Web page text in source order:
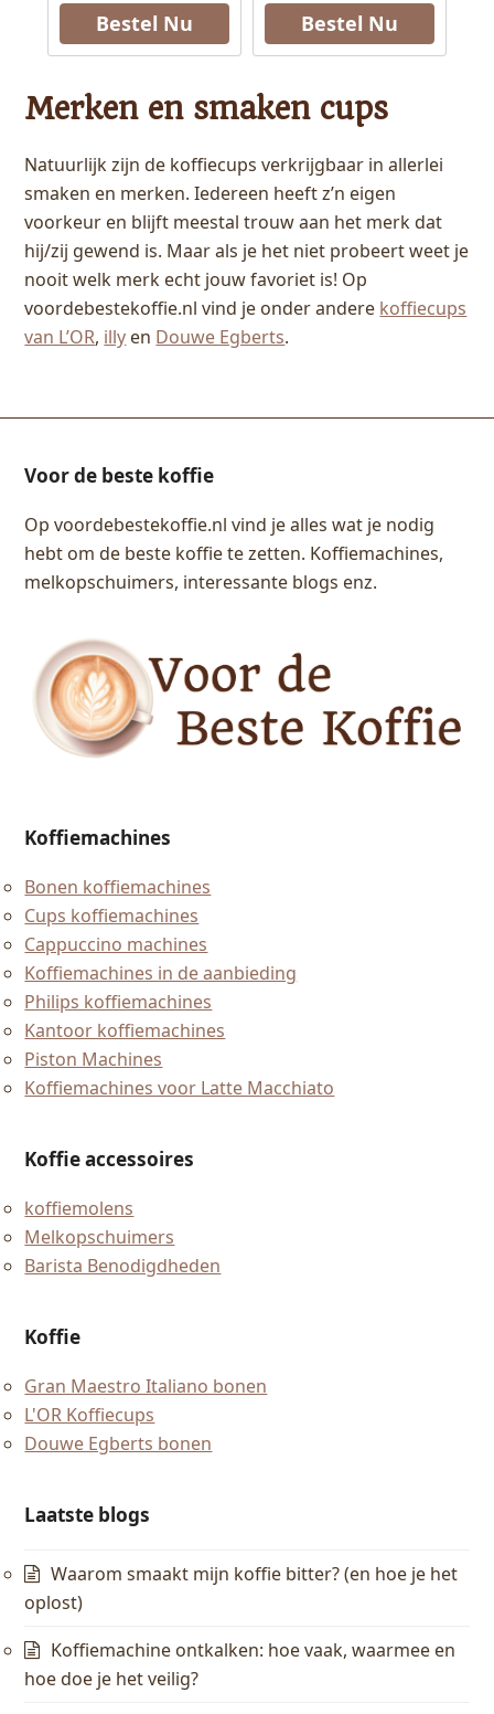
Koffiecups 16
stuks
Bestel Nu
Koffiecups 16
stuks
Bestel Nu
Merken en smaken cups
Natuurlijk zijn de koffiecups verkrijgbaar in allerlei
smaken en merken. Iedereen heeft z’n eigen
voorkeur en blijft meestal trouw aan het merk dat
hij/zij gewend is. Maar als je het niet probeert weet je
nooit welk merk echt jouw favoriet is! Op
voordebestekoffie.nl vind je onder andere koffiecups
van L’OR, illy en Douwe Egberts.
Voor de beste koffie
Op voordebestekoffie.nl vind je alles wat je nodig
hebt om de beste koffie te zetten. Koffiemachines,
melkopschuimers, interessante blogs enz.
Koffiemachines
Bonen koffiemachines
Cups koffiemachines
Cappuccino machines
Koffiemachines in de aanbieding
Philips koffiemachines
Kantoor koffiemachines
Piston Machines
Koffiemachines voor Latte Macchiato
Koffie accessoires
koffiemolens
Melkopschuimers
Barista Benodigdheden
Koffie
Gran Maestro Italiano bonen
L'OR Koffiecups
Douwe Egberts bonen
Laatste blogs
Waarom smaakt mijn koffie bitter? (en hoe je het
oplost)
Koffiemachine ontkalken: hoe vaak, waarmee en
hoe doe je het veilig?